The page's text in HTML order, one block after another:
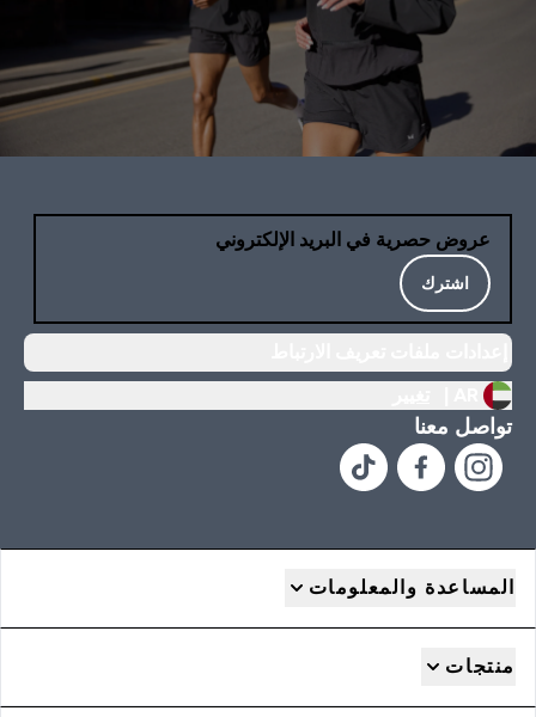
عروض حصرية في البريد الإلكتروني
اشترك
تواصل معنا
المساعدة والمعلومات
منتجات